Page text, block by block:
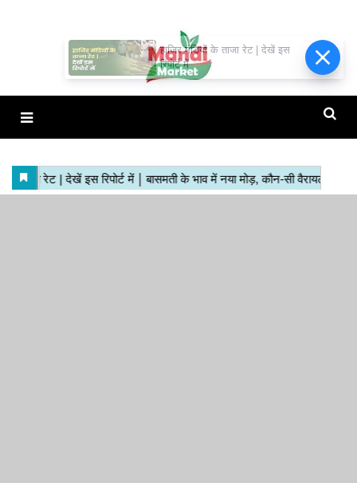
हाजिर मंडियों के ताजा रेट | देखें इस
रिपोर्ट में